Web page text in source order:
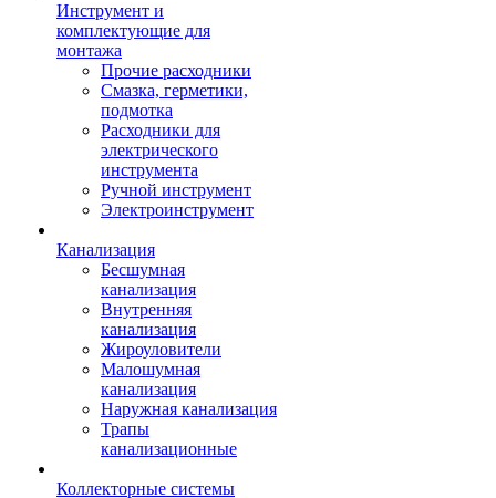
Инструмент и
комплектующие для
монтажа
Прочие расходники
Смазка, герметики,
подмотка
Расходники для
электрического
инструмента
Ручной инструмент
Электроинструмент
Канализация
Бесшумная
канализация
Внутренняя
канализация
Жироуловители
Малошумная
канализация
Наружная канализация
Трапы
канализационные
Коллекторные системы